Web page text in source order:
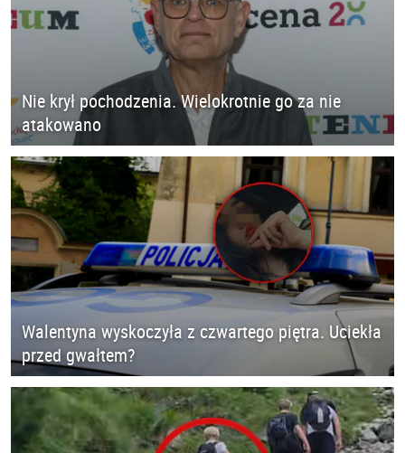
Nie krył pochodzenia. Wielokrotnie go za nie
atakowano
Walentyna wyskoczyła z czwartego piętra. Uciekła
przed gwałtem?